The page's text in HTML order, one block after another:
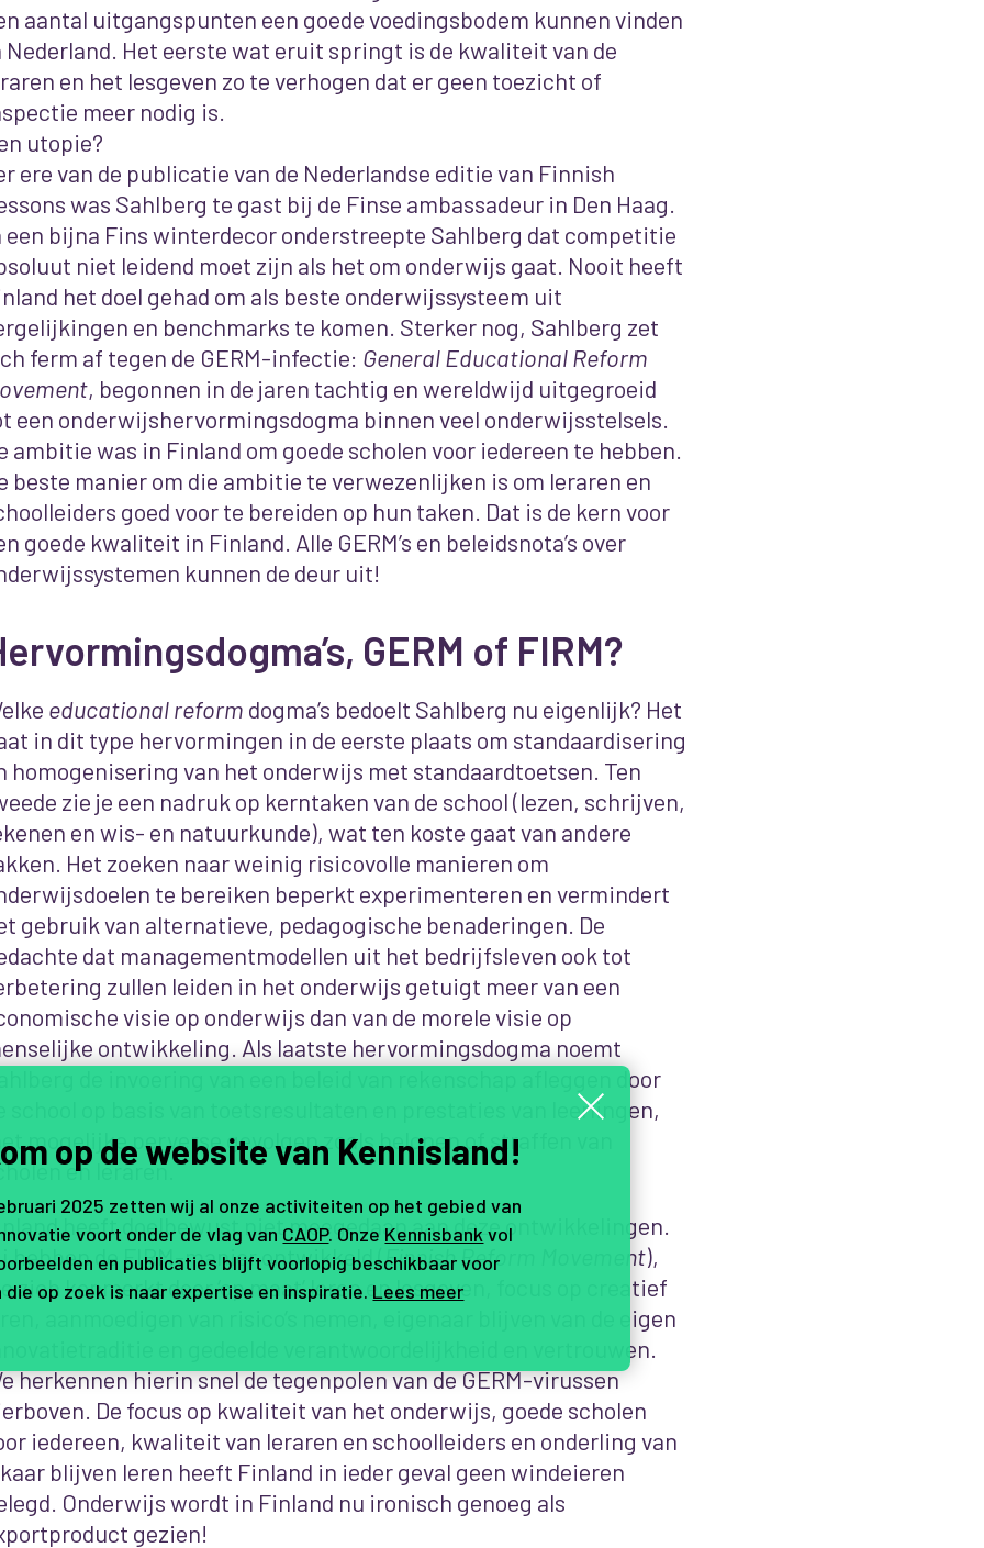
aantal uitgangspunten een goede voedingsbodem kunnen vinden
Nederland. Het eerste wat eruit springt is de kwaliteit van de
en het lesgeven zo te verhogen dat er geen toezicht of
meer nodig is.
utopie?
ere van de publicatie van de Nederlandse editie van Finnish
was Sahlberg te gast bij de Finse ambassadeur in Den Haag.
een bijna Fins winterdecor onderstreepte Sahlberg dat competitie
niet leidend moet zijn als het om onderwijs gaat. Nooit heeft
het doel gehad om als beste onderwijssysteem uit
en benchmarks te komen. Sterker nog, Sahlberg zet
ferm af tegen de GERM-infectie: General Educational Reform
, begonnen in de jaren tachtig en wereldwijd uitgegroeid
een onderwijshervormingsdogma binnen veel onderwijsstelsels.
ambitie was in Finland om goede scholen voor iedereen te hebben.
beste manier om die ambitie te verwezenlijken is om leraren en
goed voor te bereiden op hun taken. Dat is de kern voor
goede kwaliteit in Finland. Alle GERM’s en beleidsnota’s over
kunnen de deur uit!
GERM of FIRM?
educational reform dogma’s bedoelt Sahlberg nu eigenlijk? Het
in dit type hervormingen in de eerste plaats om standaardisering
homogenisering van het onderwijs met standaardtoetsen. Ten
zie je een nadruk op kerntaken van de school (lezen, schrijven,
en wis- en natuurkunde), wat ten koste gaat van andere
Het zoeken naar weinig risicovolle manieren om
te bereiken beperkt experimenteren en vermindert
gebruik van alternatieve, pedagogische benaderingen. De
dat managementmodellen uit het bedrijfsleven ook tot
zullen leiden in het onderwijs getuigt meer van een
visie op onderwijs dan van de morele visie op
ontwikkeling. Als laatste hervormingsdogma noemt
de invoering van een beleid van rekenschap afleggen door
school op basis van toetsresultaten en prestaties van leerlingen,
mogelijke perverse gevolgen zoals belonen of straffen van
en leraren.
heeft doelbewust niet meegedaan aan deze ontwikkelingen.
hebben de FIRM-manier ontwikkeld (Finnish Reform Movement),
zich kenmerkt door ‘op maat’ leren en lesgeven, focus op creatief
aanmoedigen van risico’s nemen, eigenaar blijven van de eigen
en gedeelde verantwoordelijkheid en vertrouwen.
herkennen hierin snel de tegenpolen van de GERM-virussen
De focus op kwaliteit van het onderwijs, goede scholen
iedereen, kwaliteit van leraren en schoolleiders en onderling van
blijven leren heeft Finland in ieder geval geen windeieren
Onderwijs wordt in Finland nu ironisch genoeg als
gezien!
op de website van Kennisland!
2025 zetten wij al onze activiteiten op het gebied van
voort onder de vlag van CAOP. Onze Kennisbankvol
en publicaties blijft voorlopig beschikbaar voor
die op zoek is naar expertise en inspiratie. Lees meer